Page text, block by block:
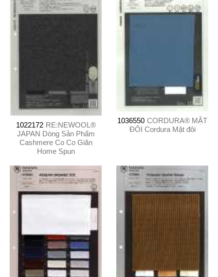
1022172 RE:NEWOOL®
JAPAN Dòng Sản Phẩm
Cashmere Co Co Giãn
Home Spun
1036550 CORDURA® MẶT
ĐÔI Cordura Mặt đôi